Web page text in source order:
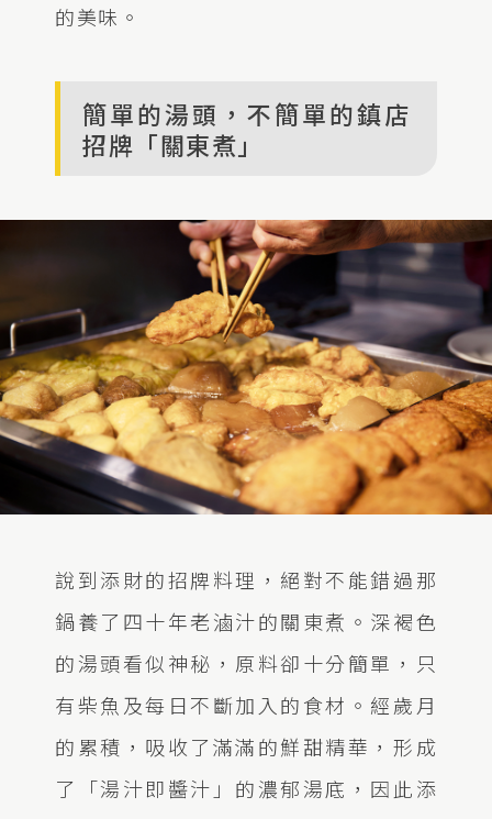
的美味。
簡單的湯頭，不簡單的鎮店
招牌「關東煮」
說到添財的招牌料理，絕對不能錯過那
鍋養了四十年老滷汁的關東煮。深褐色
的湯頭看似神秘，原料卻十分簡單，只
有柴魚及每日不斷加入的食材。經歲月
的累積，吸收了滿滿的鮮甜精華，形成
了「湯汁即醬汁」的濃郁湯底，因此添